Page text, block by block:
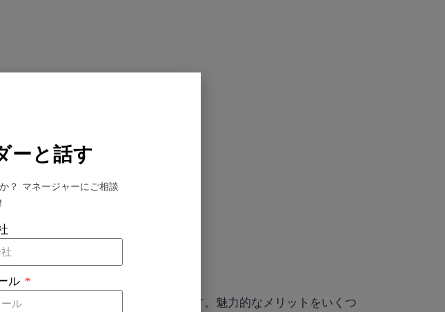
務にとって、これは賢明な決断です。魅力的なメリットをいくつ
ーと話す
？ マネージャーにご相談
ル